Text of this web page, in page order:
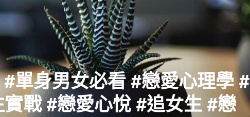
單身男女必看 #戀愛心理學 #
戰 #戀愛心悅 #追女生 #戀